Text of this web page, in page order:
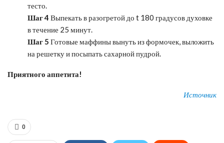
тесто.
Шаг 4 Выпекать в разогретой до t 180 градусов духовке
в течение 25 минут.
Шаг 5 Готовые маффины вынуть из формочек, выложить
на решетку и посыпать сахарной пудрой.
Приятного аппетита!
Источник
0